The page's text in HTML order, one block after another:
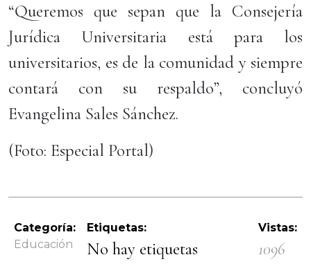
“Queremos que sepan que la Consejería
Jurídica Universitaria está para los
universitarios, es de la comunidad y siempre
contará con su respaldo”, concluyó
Evangelina Sales Sánchez.
(Foto: Especial Portal)
Categoría:
Educación
Etiquetas:
No hay etiquetas
Vistas:
1096